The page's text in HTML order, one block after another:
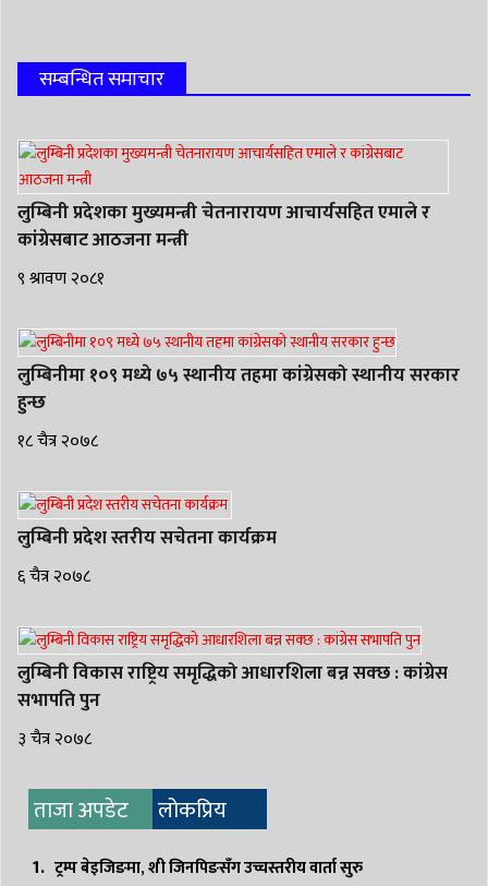
सम्बन्धित समाचार
लुम्बिनी प्रदेशका मुख्यमन्त्री चेतनारायण आचार्यसहित एमाले र
कांग्रेसबाट आठजना मन्त्री
९ श्रावण २०८१
लुम्बिनीमा १०९ मध्ये ७५ स्थानीय तहमा कांग्रेसको स्थानीय सरकार
हुन्छ
१८ चैत्र २०७८
लुम्बिनी प्रदेश स्तरीय सचेतना कार्यक्रम
६ चैत्र २०७८
लुम्बिनी विकास राष्ट्रिय समृद्धिको आधारशिला बन्न सक्छ : कांग्रेस
सभापति पुन
३ चैत्र २०७८
ताजा अपडेट लोकप्रिय
ट्रम्प बेइजिङमा, शी जिनपिङसँग उच्चस्तरीय वार्ता सुरु